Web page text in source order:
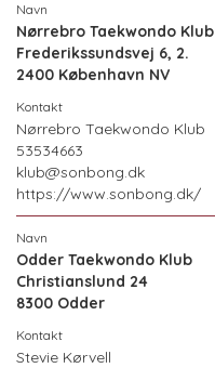
Nørrebro Taekwondo Klub
Frederikssundsvej 6, 2.
2400 København NV
Nørrebro Taekwondo Klub
53534663
klub@sonbong.dk
https://www.sonbong.dk/
Odder Taekwondo Klub
Christianslund 24
8300 Odder
Stevie Kørvell